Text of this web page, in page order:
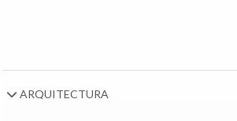
ARQUITECTURA